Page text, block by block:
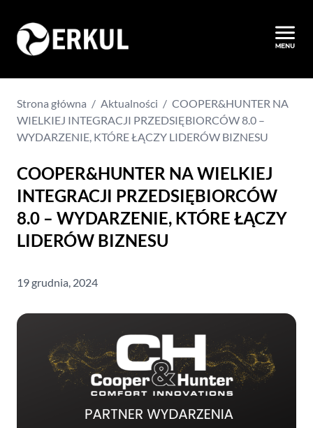
Strona główna / Aktualności / COOPER&HUNTER NA
WIELKIEJ INTEGRACJI PRZEDSIĘBIORCÓW 8.0 –
WYDARZENIE, KTÓRE ŁĄCZY LIDERÓW BIZNESU
COOPER&HUNTER NA WIELKIEJ
INTEGRACJI PRZEDSIĘBIORCÓW
8.0 – WYDARZENIE, KTÓRE ŁĄCZY
LIDERÓW BIZNESU
19 grudnia, 2024